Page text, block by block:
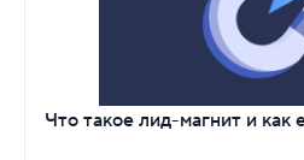
Что такое лид-магнит и как